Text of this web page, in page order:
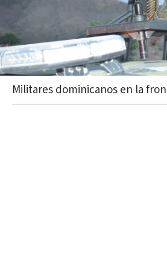
Militares dominicanos en la